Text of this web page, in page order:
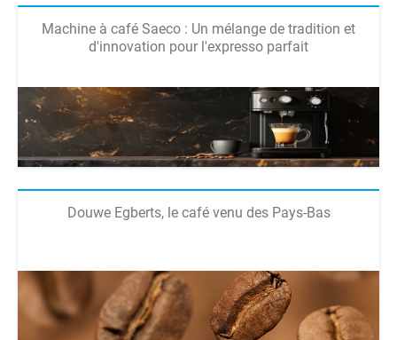
Machine à café Saeco : Un mélange de tradition et
d'innovation pour l'expresso parfait
Douwe Egberts, le café venu des Pays-Bas